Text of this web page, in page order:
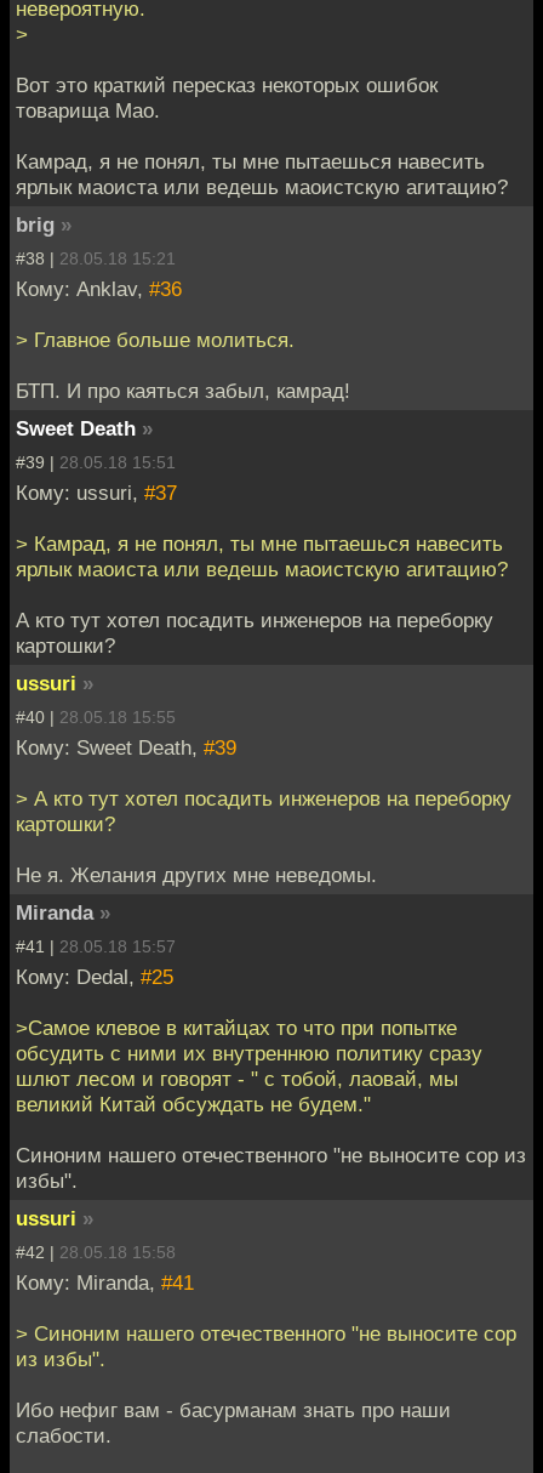
невероятную.
>
Вот это краткий пересказ некоторых ошибок
товарища Мао.
Камрад, я не понял, ты мне пытаешься навесить
ярлык маоиста или ведешь маоистскую агитацию?
brig »
#38 | 28.05.18 15:21
Кому: Anklav, #36
> Главное больше молиться.
БТП. И про каяться забыл, камрад!
Sweet Death »
#39 | 28.05.18 15:51
Кому: ussuri, #37
> Камрад, я не понял, ты мне пытаешься навесить
ярлык маоиста или ведешь маоистскую агитацию?
А кто тут хотел посадить инженеров на переборку
картошки?
ussuri »
#40 | 28.05.18 15:55
Кому: Sweet Death, #39
> А кто тут хотел посадить инженеров на переборку
картошки?
Не я. Желания других мне неведомы.
Miranda »
#41 | 28.05.18 15:57
Кому: Dedal, #25
>Самое клевое в китайцах то что при попытке
обсудить с ними их внутреннюю политику сразу
шлют лесом и говорят - " с тобой, лаовай, мы
великий Китай обсуждать не будем."
Синоним нашего отечественного "не выносите сор из
избы".
ussuri »
#42 | 28.05.18 15:58
Кому: Miranda, #41
> Синоним нашего отечественного "не выносите сор
из избы".
Ибо нефиг вам - басурманам знать про наши
слабости.